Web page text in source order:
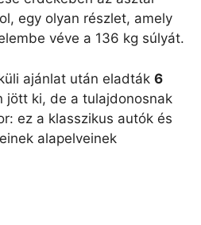
egy olyan részlet, amely
véve a 136 kg súlyát.
ajánlat után eladták 6
jött ki, de a tulajdonosnak
ez a klasszikus autók és
alapelveinek